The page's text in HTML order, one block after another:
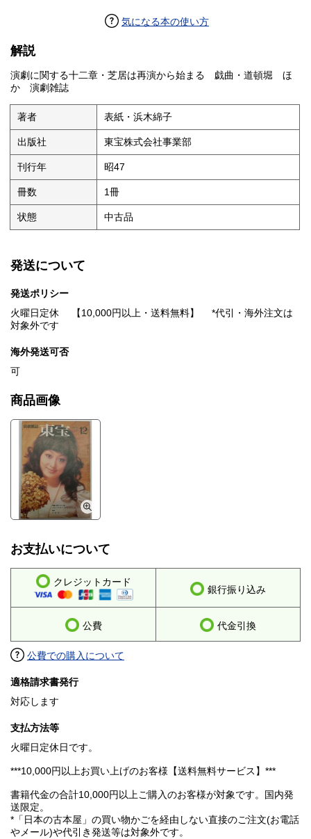
気になる本の使い方
解説
演劇に関する十二章・芝居は再演から始まる 戯曲・道頓堀 ほ
か 演劇雑誌
著者 表紙・浜木綿子
出版社 東宝株式会社事業部
刊行年 昭47
冊数 1冊
状態 中古品
発送について
発送ポリシー
火曜日定休 【10,000円以上・送料無料】 *代引・海外注文は
対象外です
海外発送可否
可
商品画像
お支払いについて
クレジットカード
銀行振り込み
公費 代金引換
公費での購入について
適格請求書発行
対応します
支払方法等
火曜日定休日です。
***10,000円以上お買い上げのお客様【送料無料サービス】***
書籍代金の合計10,000円以上ご購入のお客様が対象です。国内発
送限定。
*「日本の古本屋」の買い物かごを経由しない直接のご注文(お電話
やメール)や代引き発送等は対象外です。